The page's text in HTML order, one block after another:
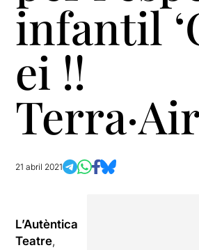
infantil
ei !!
21 abril 2021
L’Autèntica
Teatre,